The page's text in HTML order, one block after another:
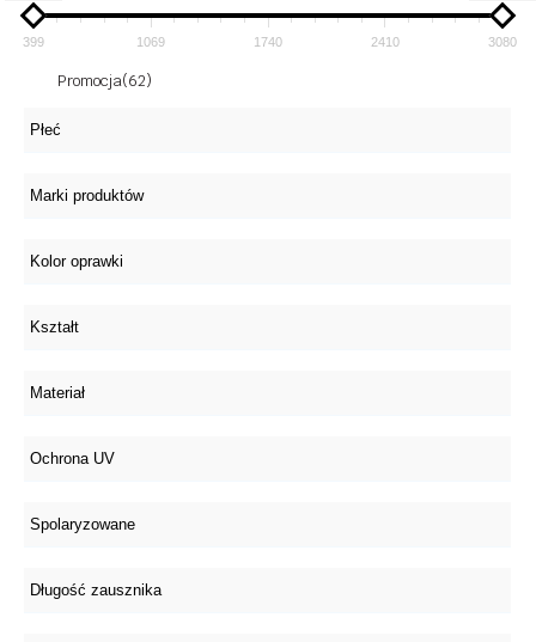
399 1069 1740 2410 3080
Promocja(62)